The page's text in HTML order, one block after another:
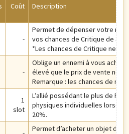
Coût Description
-
Permet de dépenser votre
vos chances de Critique de
*Les chances de Critique ne
-
Oblige un ennemi à vous
élevé que le prix de vente
Remarque : les chances de
1
slot
L’allié possédant le plus de PV
physiques individuelles lorsque
20%.
Permet d’acheter un objet de